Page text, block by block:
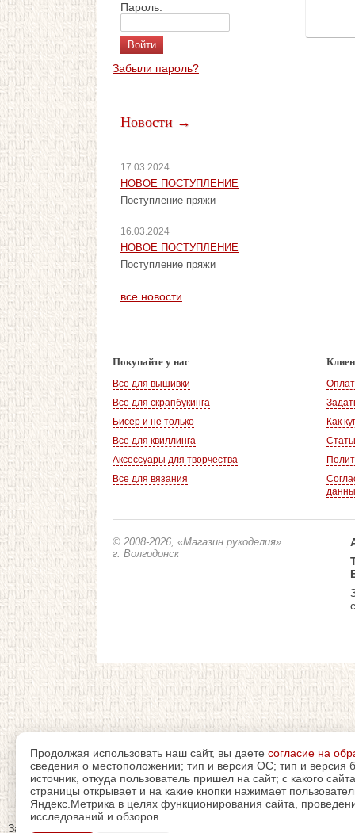
Пароль:
Забыли пароль?
Новости →
17.03.2024
НОВОЕ ПОСТУПЛЕНИЕ
Поступление пряжи
16.03.2024
НОВОЕ ПОСТУПЛЕНИЕ
Поступление пряжи
все новости
Покупайте у нас
Все для вышивки
Все для скрапбукинга
Бисер и не только
Все для квиллинга
Аксессуары для творчества
Все для вязания
Как
© 2008-2026, «Магазин рукоделия»
г. Волгодонск
Продолжая использовать наш сайт, вы даете согласие на
сведения о местоположении; тип и версия ОС; тип и версия
источник, откуда пользователь пришел на сайт; с какого
страницы открывает и на какие кнопки нажимает
Яндекс.Метрика в целях функционирования сайта,
исследований и обзоров.
Закрыть